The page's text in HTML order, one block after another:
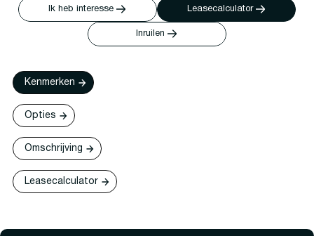
Ik heb interesse Leasecalculator
Inruilen
Kenmerken
Opties
Omschrijving
Leasecalculator